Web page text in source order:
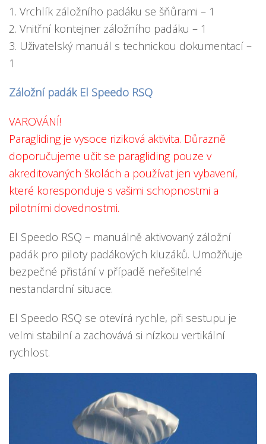
1. Vrchlík záložního padáku se šňůrami – 1
2. Vnitřní kontejner záložního padáku – 1
3. Uživatelský manuál s technickou dokumentací –
1
Záložní padák El Speedo RSQ
VAROVÁNÍ!
Paragliding je vysoce riziková aktivita. Důrazně
doporučujeme učit se paragliding pouze v
akreditovaných školách a používat jen vybavení,
které koresponduje s vašimi schopnostmi a
pilotními dovednostmi.
El Speedo RSQ – manuálně aktivovaný záložní
padák pro piloty padákových kluzáků. Umožňuje
bezpečné přistání v případě neřešitelné
nestandardní situace.
El Speedo RSQ se otevírá rychle, při sestupu je
velmi stabilní a zachovává si nízkou vertikální
rychlost.